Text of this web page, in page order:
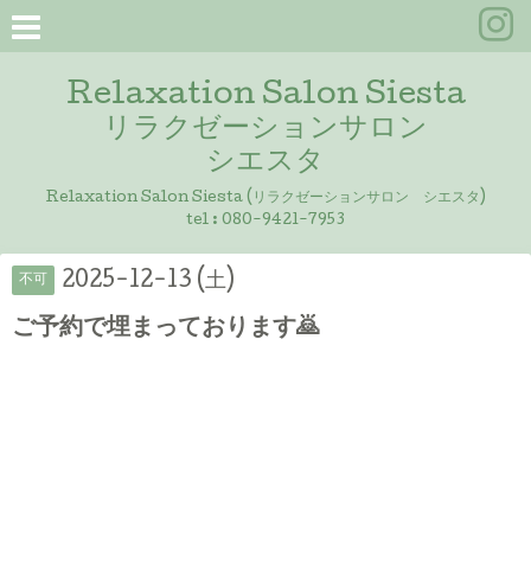
Relaxation Salon Siesta
リラクゼーションサロン
シエスタ
Relaxation Salon Siesta (リラクゼーションサロン シエスタ)
tel : 080-9421-7953
不可 2025-12-13 (土)
ご予約で埋まっております🙇